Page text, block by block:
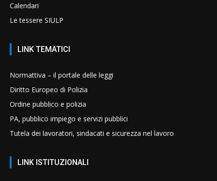
Calendari
Le tessere SIULP
LINK TEMATICI
Normattiva – il portale delle leggi
Diritto Europeo di Polizia
Ordine pubblico e polizia
PA, pubblico impiego e servizi pubblici
Tutela dei lavoratori, sindacati e sicurezza nel lavoro
LINK ISTITUZIONALI